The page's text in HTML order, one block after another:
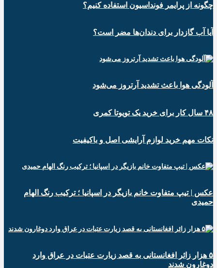
چگونه از پرایمر فونداسیون استفاده کنیم؟
آیا آب گازدار برای دندان‌ها مضر است؟
آلودگی هوا باعث تشدید آرتروز می‌شود
۴۸ سال کار برای خرید یک تویوتا کمری
نکات مهم خرید لوازم آرایشی اصل و باکیفیت
عکس | تیپ متفاوت خانم بازیگر در اسپانیا ؛ ترکیب رنگ الهام
حمیدی
۵ هزار زائر افغانستانی به قصد زیارت عتبات در عراق وارد
دوغارون شدند